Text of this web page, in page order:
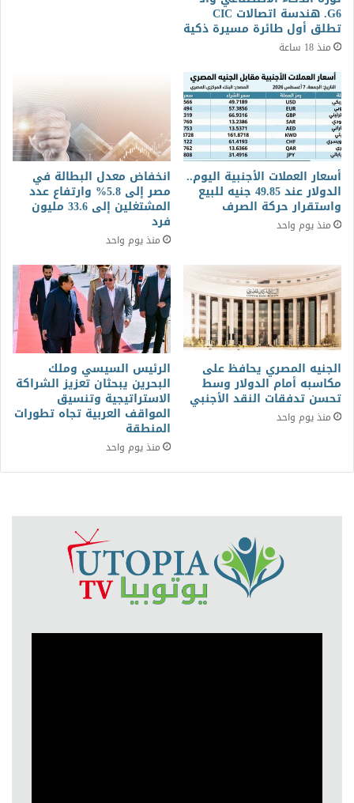
G6. هندسة اتصالات CIC
تطلق أول طائرة مسيرة ذكية
منذ 18 ساعة
أسعار العملات الأجنبية اليوم..
الدولار عند 49.85 جنيه للبيع
واستقرار حركة الصرف
منذ يوم واحد
انخفاض معدل البطالة في
مصر إلى 5.8% وارتفاع عدد
المشتغلين إلى 33.6 مليون
فرد
منذ يوم واحد
الجنيه المصري يحافظ على
مكاسبه أمام الدولار وسط
تحسن تدفقات النقد الأجنبي
منذ يوم واحد
الرئيس السيسي وملك
البحرين يبحثان تعزيز الشراكة
الاستراتيجية وتنسيق
المواقف العربية تجاه تطورات
المنطقة
منذ يوم واحد